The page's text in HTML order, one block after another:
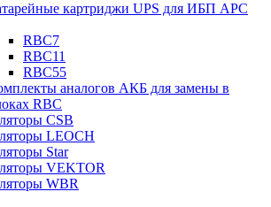
картриджи UPS для ИБП APC
RBC7
RBC11
RBC55
аналогов АКБ для замены в
RBC
CSB
LEOCH
Star
VEKTOR
WBR